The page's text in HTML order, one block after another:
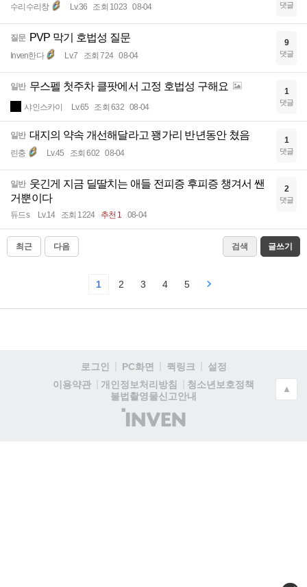
수리수리창 Lv.36 조회 1023 08-04 댓글
질문 PVP 막기 호법성 질문
Inven한다 Lv.7 조회 724 08-04
9
댓글
일반 무스펠 첫주차 클팟에서 고정 호법성 구해요
샤인스카이 Lv.65 조회 632 08-04
1
댓글
일반 대지의 약속 개선해달라고 꽹가리 반년동안 쳤음
린충 Lv.45 조회 602 08-04
1
댓글
일반 웃긴게 지금 딜딸치는 애들 전피증 후피증 챙겨서 쌘
거뿐이다
듀드s Lv.14 조회 1224 추천 1 08-04
2
댓글
최근 다음 검색 글쓰기
1 2 3 4 5
로그인 PC화면 퀵링크
설정
이용약관
개인정보처리방침
청소년보호정책
불법촬영물신고안내
(주)
인
▲